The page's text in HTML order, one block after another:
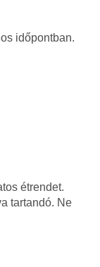
időpontban.
étrendet.
tartandó. Ne